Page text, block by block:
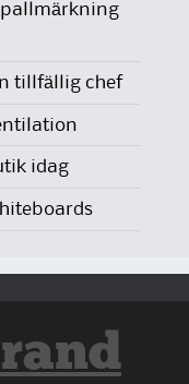
tillfällig chef
idag